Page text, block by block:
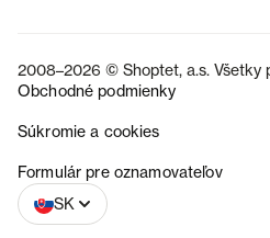
2008–2026 © Shoptet, a.s. Všetky
Obchodné podmienky
Súkromie a cookies
Formulár pre oznamovateľov
SK